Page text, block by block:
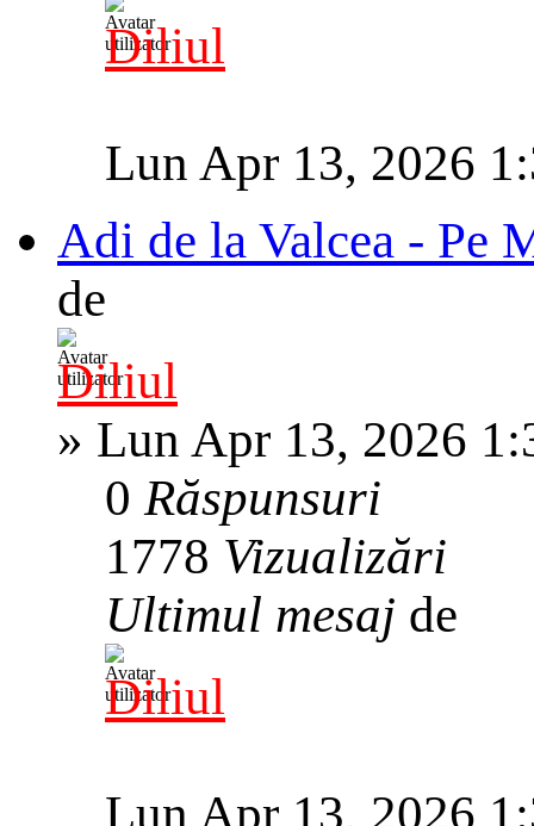
Diliul
Lun Apr 13, 2026
Adi de la Valcea - Pe
de
Diliul
» Lun Apr 13, 2026
0Răspunsuri
1778 Vizualizări
Ultimul mesaj de
Diliul
Lun Apr 13, 2026